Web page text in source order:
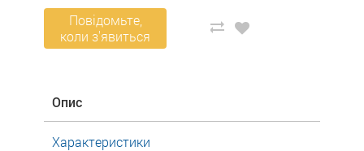
Повідомьте,
коли з'явиться
Опис
Характеристики